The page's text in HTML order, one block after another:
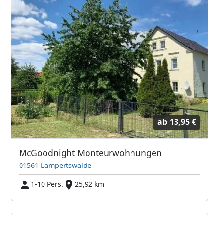
ab 13,95 €
McGoodnight Monteurwohnungen
01561 Lampertswalde
1-10 Pers.
25,92 km